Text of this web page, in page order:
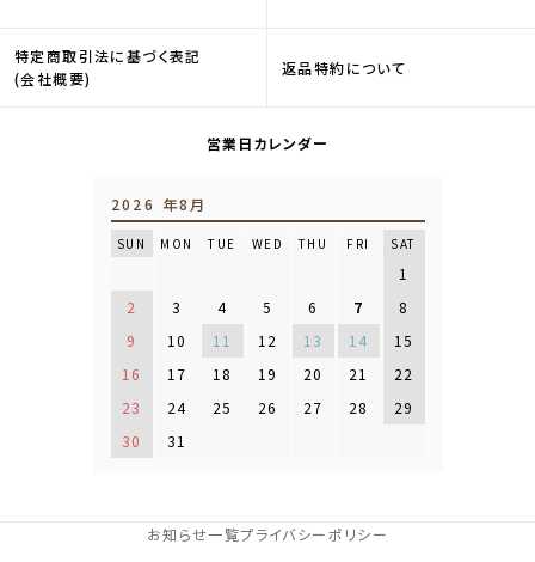
特定商取引法に基づく表記
(会社概要)
返品特約について
営業日カレンダー
2026 年8月
SUN MON TUE WED THU FRI SAT
1
2
3 4 5 6 7
8
9
10 11 12 13 14
15
16
17 18 19 20 21
22
23
24 25 26 27 28
29
30
31
お知らせ一覧プライバシーポリシー